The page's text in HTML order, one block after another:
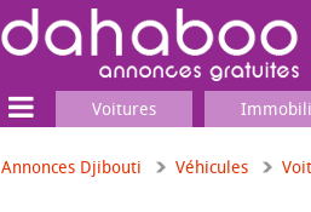
Voitures
Annonces Djibouti Véhicules